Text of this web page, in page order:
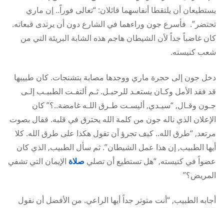
يستطيعان أن يلتقطا أنفاسهما قائلان: “تعالى فوراً.. إن ماري
تحتضر”. فأسرع جون وراءهما في الشارع دون أن يرتدى قبعاته.
كان غاضباً جداً لأن الشيطان هاجم هذه الشابة البريئة التي من
شعب كنيسته.
دخل جون إلى حجرة ماري ووجدها مصابة بتشنجات. كان طبيبها
قد فقد الأمل وكـان يستعـد للرحيـل. ثـم ألتفـت الطبيـب إلـى
جـون وقـال, “سيـدي, أليسـت طـرق اللـه غامضة..؟” كان
الإعلان الذي ناله جون من كلمة الله يحترق في قلبه. فقال بصوت
مرتعد, “طرق الله.. كيف تجرؤ أن تقول هكذا على طرق الله. كلا
أيها الطبيب, إن هذا عمل الشيطان”. ثم سأل الطبيب, الذي كان
عضواً في كنيسته, “هل تستطيع أن تصلي صلاة الإيمان التي تشفي
المريض؟”
أجابه الطبيب, “أنت متوتر جداً أيها الراعي. من الأفضل أن نقول